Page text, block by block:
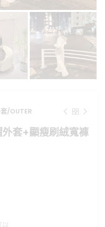
/OUTER
套+顯瘦刷絨寬褲